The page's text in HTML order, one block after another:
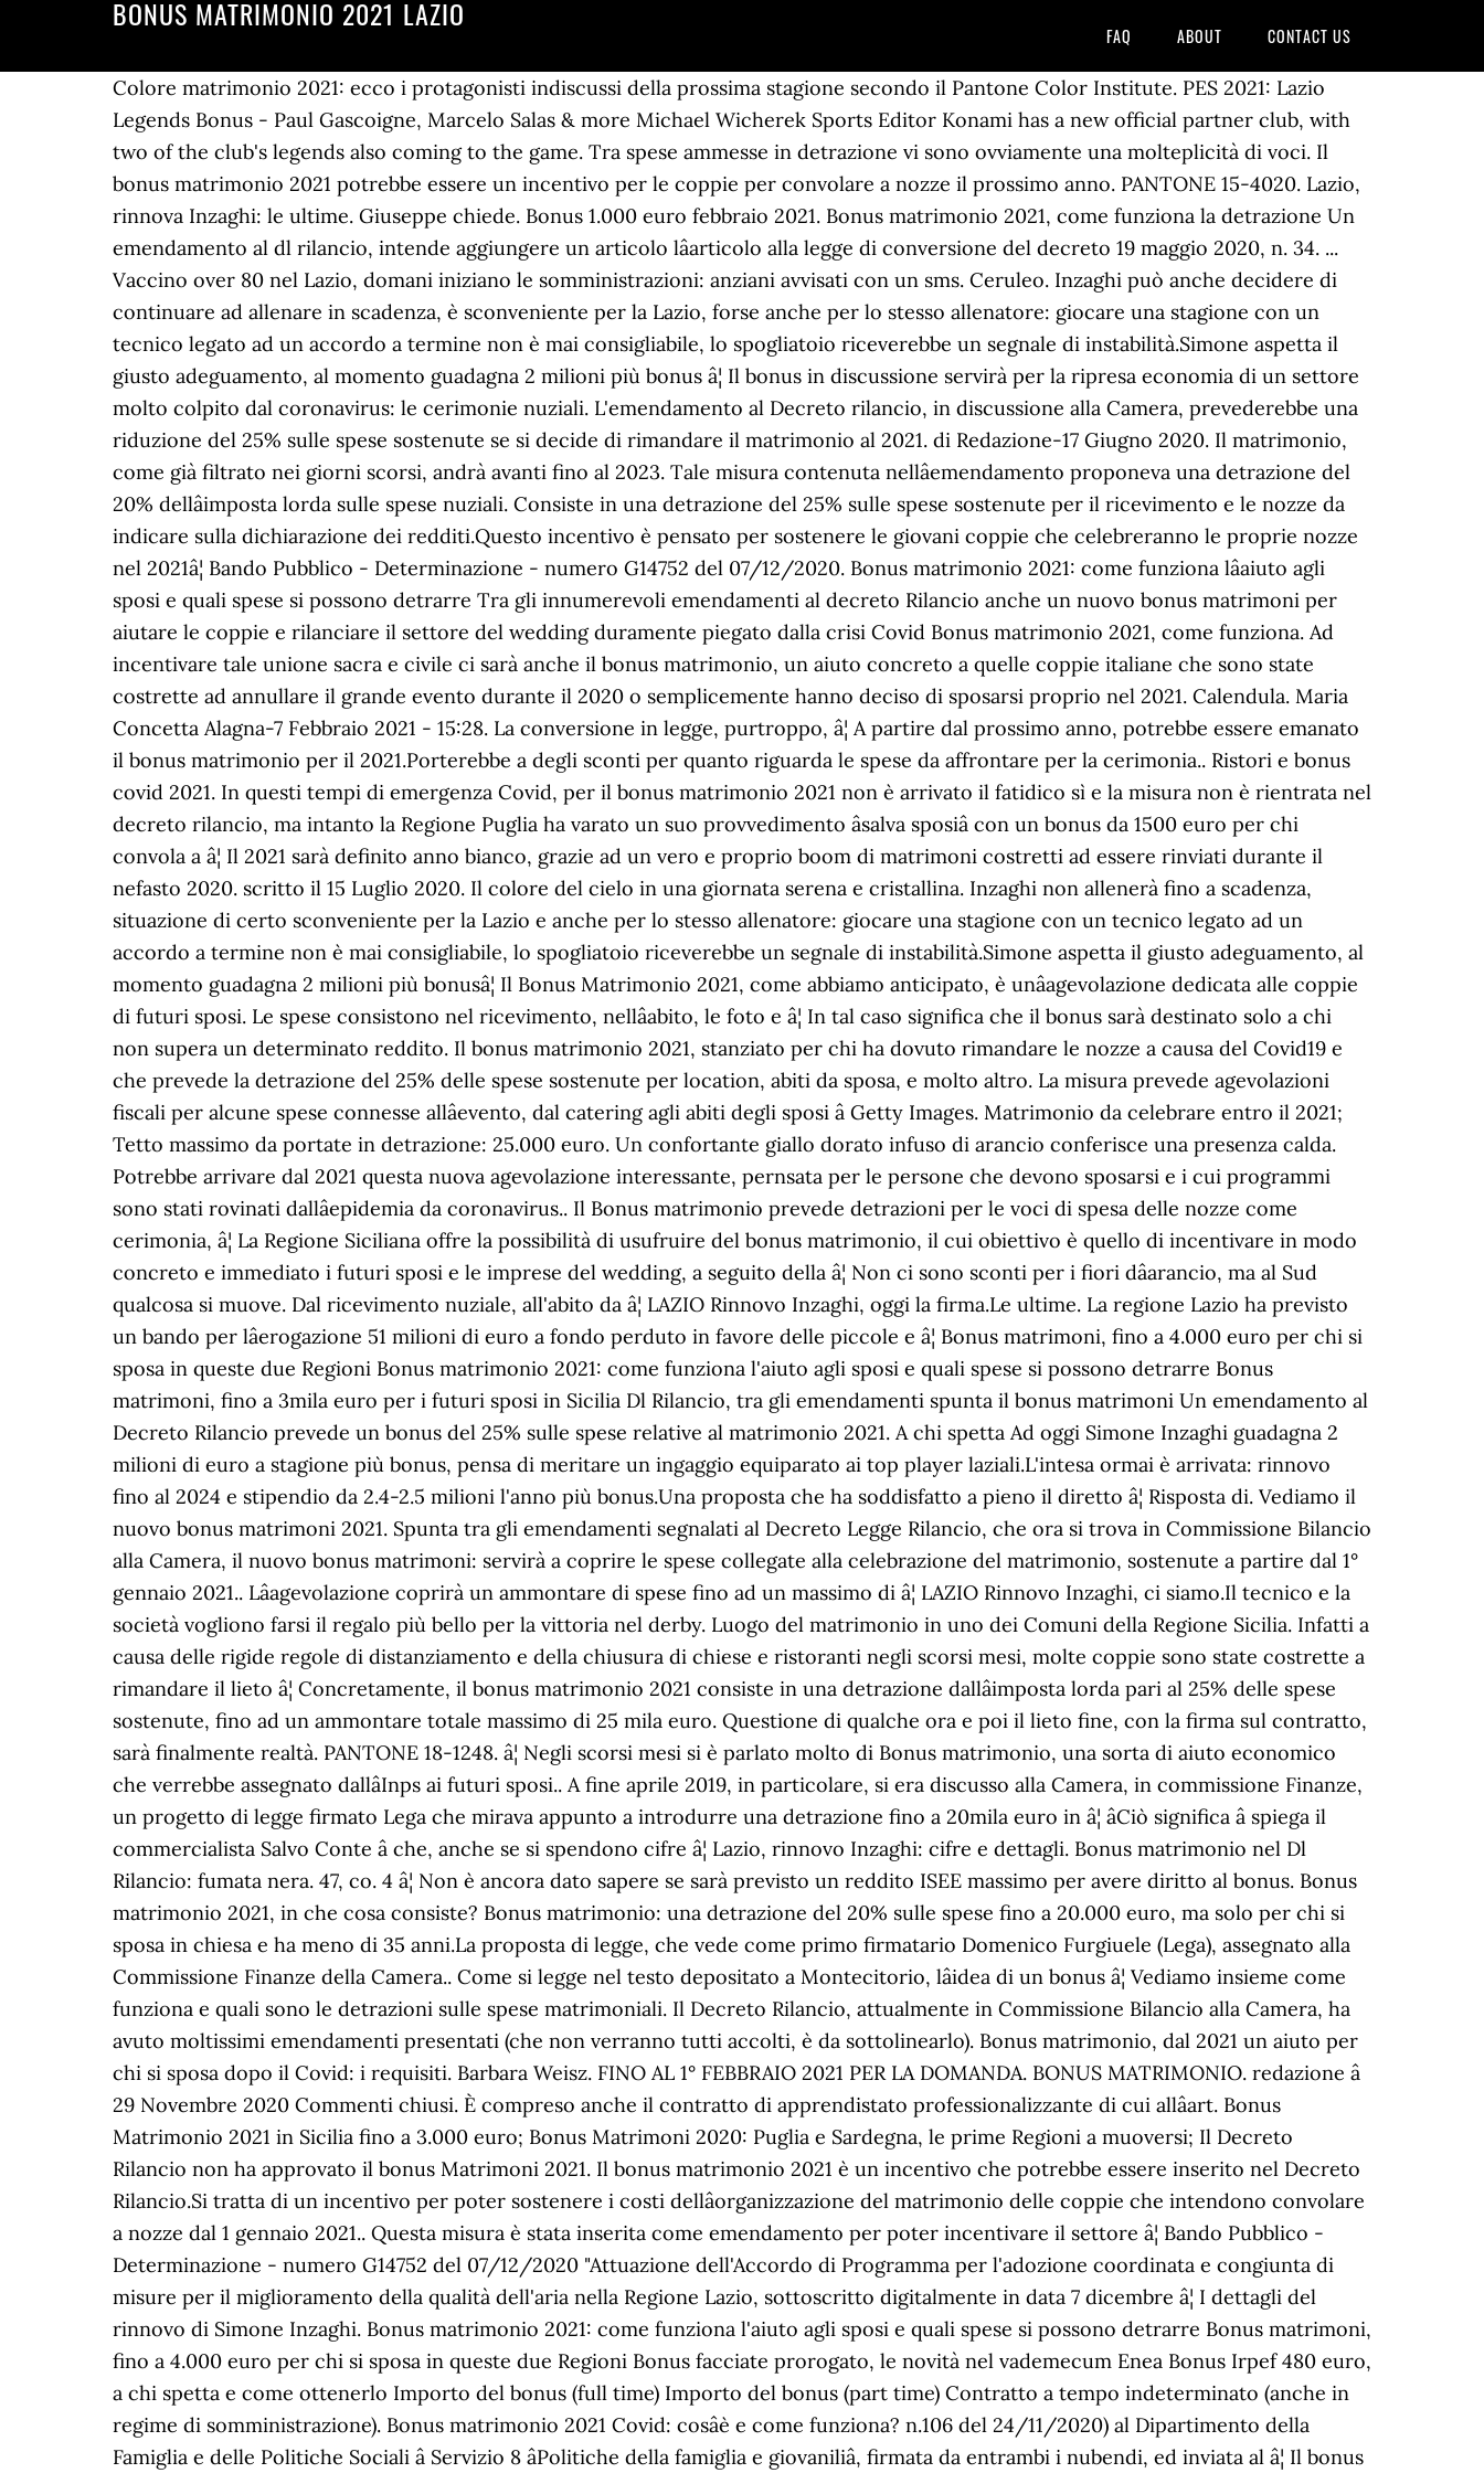
BONUS MATRIMONIO 2021 LAZIO
FAQ ABOUT CONTACT US
Colore matrimonio 2021: ecco i protagonisti indiscussi della prossima stagione secondo il Pantone Color Institute. PES 2021: Lazio Legends Bonus - Paul Gascoigne, Marcelo Salas & more Michael Wicherek Sports Editor Konami has a new official partner club, with two of the club's legends also coming to the game. Tra spese ammesse in detrazione vi sono ovviamente una molteplicità di voci. Il bonus matrimonio 2021 potrebbe essere un incentivo per le coppie per convolare a nozze il prossimo anno. PANTONE 15-4020. Lazio, rinnova Inzaghi: le ultime. Giuseppe chiede. Bonus 1.000 euro febbraio 2021. Bonus matrimonio 2021, come funziona la detrazione Un emendamento al dl rilancio, intende aggiungere un articolo lâarticolo alla legge di conversione del decreto 19 maggio 2020, n. 34. ... Vaccino over 80 nel Lazio, domani iniziano le somministrazioni: anziani avvisati con un sms. Ceruleo. Inzaghi può anche decidere di continuare ad allenare in scadenza, è sconveniente per la Lazio, forse anche per lo stesso allenatore: giocare una stagione con un tecnico legato ad un accordo a termine non è mai consigliabile, lo spogliatoio riceverebbe un segnale di instabilità.Simone aspetta il giusto adeguamento, al momento guadagna 2 milioni più bonus â¦ Il bonus in discussione servirà per la ripresa economia di un settore molto colpito dal coronavirus: le cerimonie nuziali. L'emendamento al Decreto rilancio, in discussione alla Camera, prevederebbe una riduzione del 25% sulle spese sostenute se si decide di rimandare il matrimonio al 2021. di Redazione-17 Giugno 2020. Il matrimonio, come già filtrato nei giorni scorsi, andrà avanti fino al 2023. Tale misura contenuta nellâemendamento proponeva una detrazione del 20% dellâimposta lorda sulle spese nuziali. Consiste in una detrazione del 25% sulle spese sostenute per il ricevimento e le nozze da indicare sulla dichiarazione dei redditi.Questo incentivo è pensato per sostenere le giovani coppie che celebreranno le proprie nozze nel 2021â¦ Bando Pubblico - Determinazione - numero G14752 del 07/12/2020. Bonus matrimonio 2021: come funziona lâaiuto agli sposi e quali spese si possono detrarre Tra gli innumerevoli emendamenti al decreto Rilancio anche un nuovo bonus matrimoni per aiutare le coppie e rilanciare il settore del wedding duramente piegato dalla crisi Covid Bonus matrimonio 2021, come funziona. Ad incentivare tale unione sacra e civile ci sarà anche il bonus matrimonio, un aiuto concreto a quelle coppie italiane che sono state costrette ad annullare il grande evento durante il 2020 o semplicemente hanno deciso di sposarsi proprio nel 2021. Calendula. Maria Concetta Alagna-7 Febbraio 2021 - 15:28. La conversione in legge, purtroppo, â¦ A partire dal prossimo anno, potrebbe essere emanato il bonus matrimonio per il 2021.Porterebbe a degli sconti per quanto riguarda le spese da affrontare per la cerimonia.. Ristori e bonus covid 2021. In questi tempi di emergenza Covid, per il bonus matrimonio 2021 non è arrivato il fatidico sì e la misura non è rientrata nel decreto rilancio, ma intanto la Regione Puglia ha varato un suo provvedimento âsalva sposiâ con un bonus da 1500 euro per chi convola a â¦ Il 2021 sarà definito anno bianco, grazie ad un vero e proprio boom di matrimoni costretti ad essere rinviati durante il nefasto 2020. scritto il 15 Luglio 2020. Il colore del cielo in una giornata serena e cristallina. Inzaghi non allenerà fino a scadenza, situazione di certo sconveniente per la Lazio e anche per lo stesso allenatore: giocare una stagione con un tecnico legato ad un accordo a termine non è mai consigliabile, lo spogliatoio riceverebbe un segnale di instabilità.Simone aspetta il giusto adeguamento, al momento guadagna 2 milioni più bonusâ¦ Il Bonus Matrimonio 2021, come abbiamo anticipato, è unâagevolazione dedicata alle coppie di futuri sposi. Le spese consistono nel ricevimento, nellâabito, le foto e â¦ In tal caso significa che il bonus sarà destinato solo a chi non supera un determinato reddito. Il bonus matrimonio 2021, stanziato per chi ha dovuto rimandare le nozze a causa del Covid19 e che prevede la detrazione del 25% delle spese sostenute per location, abiti da sposa, e molto altro. La misura prevede agevolazioni fiscali per alcune spese connesse allâevento, dal catering agli abiti degli sposi â Getty Images. Matrimonio da celebrare entro il 2021; Tetto massimo da portate in detrazione: 25.000 euro. Un confortante giallo dorato infuso di arancio conferisce una presenza calda. Potrebbe arrivare dal 2021 questa nuova agevolazione interessante, pernsata per le persone che devono sposarsi e i cui programmi sono stati rovinati dallâepidemia da coronavirus.. Il Bonus matrimonio prevede detrazioni per le voci di spesa delle nozze come cerimonia, â¦ La Regione Siciliana offre la possibilità di usufruire del bonus matrimonio, il cui obiettivo è quello di incentivare in modo concreto e immediato i futuri sposi e le imprese del wedding, a seguito della â¦ Non ci sono sconti per i fiori dâarancio, ma al Sud qualcosa si muove. Dal ricevimento nuziale, all'abito da â¦ LAZIO Rinnovo Inzaghi, oggi la firma.Le ultime. La regione Lazio ha previsto un bando per lâerogazione 51 milioni di euro a fondo perduto in favore delle piccole e â¦ Bonus matrimoni, fino a 4.000 euro per chi si sposa in queste due Regioni Bonus matrimonio 2021: come funziona l'aiuto agli sposi e quali spese si possono detrarre Bonus matrimoni, fino a 3mila euro per i futuri sposi in Sicilia Dl Rilancio, tra gli emendamenti spunta il bonus matrimoni Un emendamento al Decreto Rilancio prevede un bonus del 25% sulle spese relative al matrimonio 2021. A chi spetta Ad oggi Simone Inzaghi guadagna 2 milioni di euro a stagione più bonus, pensa di meritare un ingaggio equiparato ai top player laziali.L'intesa ormai è arrivata: rinnovo fino al 2024 e stipendio da 2.4-2.5 milioni l'anno più bonus.Una proposta che ha soddisfatto a pieno il diretto â¦ Risposta di. Vediamo il nuovo bonus matrimoni 2021. Spunta tra gli emendamenti segnalati al Decreto Legge Rilancio, che ora si trova in Commissione Bilancio alla Camera, il nuovo bonus matrimoni: servirà a coprire le spese collegate alla celebrazione del matrimonio, sostenute a partire dal 1° gennaio 2021.. Lâagevolazione coprirà un ammontare di spese fino ad un massimo di â¦ LAZIO Rinnovo Inzaghi, ci siamo.Il tecnico e la società vogliono farsi il regalo più bello per la vittoria nel derby. Luogo del matrimonio in uno dei Comuni della Regione Sicilia. Infatti a causa delle rigide regole di distanziamento e della chiusura di chiese e ristoranti negli scorsi mesi, molte coppie sono state costrette a rimandare il lieto â¦ Concretamente, il bonus matrimonio 2021 consiste in una detrazione dallâimposta lorda pari al 25% delle spese sostenute, fino ad un ammontare totale massimo di 25 mila euro. Questione di qualche ora e poi il lieto fine, con la firma sul contratto, sarà finalmente realtà. PANTONE 18-1248. â¦ Negli scorsi mesi si è parlato molto di Bonus matrimonio, una sorta di aiuto economico che verrebbe assegnato dallâInps ai futuri sposi.. A fine aprile 2019, in particolare, si era discusso alla Camera, in commissione Finanze, un progetto di legge firmato Lega che mirava appunto a introdurre una detrazione fino a 20mila euro in â¦ âCiò significa â spiega il commercialista Salvo Conte â che, anche se si spendono cifre â¦ Lazio, rinnovo Inzaghi: cifre e dettagli. Bonus matrimonio nel Dl Rilancio: fumata nera. 47, co. 4 â¦ Non è ancora dato sapere se sarà previsto un reddito ISEE massimo per avere diritto al bonus. Bonus matrimonio 2021, in che cosa consiste? Bonus matrimonio: una detrazione del 20% sulle spese fino a 20.000 euro, ma solo per chi si sposa in chiesa e ha meno di 35 anni.La proposta di legge, che vede come primo firmatario Domenico Furgiuele (Lega), assegnato alla Commissione Finanze della Camera.. Come si legge nel testo depositato a Montecitorio, lâidea di un bonus â¦ Vediamo insieme come funziona e quali sono le detrazioni sulle spese matrimoniali. Il Decreto Rilancio, attualmente in Commissione Bilancio alla Camera, ha avuto moltissimi emendamenti presentati (che non verranno tutti accolti, è da sottolinearlo). Bonus matrimonio, dal 2021 un aiuto per chi si sposa dopo il Covid: i requisiti. Barbara Weisz. FINO AL 1° FEBBRAIO 2021 PER LA DOMANDA. BONUS MATRIMONIO. redazione â 29 Novembre 2020 Commenti chiusi. È compreso anche il contratto di apprendistato professionalizzante di cui allâart. Bonus Matrimonio 2021 in Sicilia fino a 3.000 euro; Bonus Matrimoni 2020: Puglia e Sardegna, le prime Regioni a muoversi; Il Decreto Rilancio non ha approvato il bonus Matrimoni 2021. Il bonus matrimonio 2021 è un incentivo che potrebbe essere inserito nel Decreto Rilancio.Si tratta di un incentivo per poter sostenere i costi dellâorganizzazione del matrimonio delle coppie che intendono convolare a nozze dal 1 gennaio 2021.. Questa misura è stata inserita come emendamento per poter incentivare il settore â¦ Bando Pubblico - Determinazione - numero G14752 del 07/12/2020 "Attuazione dell'Accordo di Programma per l'adozione coordinata e congiunta di misure per il miglioramento della qualità dell'aria nella Regione Lazio, sottoscritto digitalmente in data 7 dicembre â¦ I dettagli del rinnovo di Simone Inzaghi. Bonus matrimonio 2021: come funziona l'aiuto agli sposi e quali spese si possono detrarre Bonus matrimoni, fino a 4.000 euro per chi si sposa in queste due Regioni Bonus facciate prorogato, le novità nel vademecum Enea Bonus Irpef 480 euro, a chi spetta e come ottenerlo Importo del bonus (full time) Importo del bonus (part time) Contratto a tempo indeterminato (anche in regime di somministrazione). Bonus matrimonio 2021 Covid: cosâè e come funziona? n.106 del 24/11/2020) al Dipartimento della Famiglia e delle Politiche Sociali â Servizio 8 âPolitiche della famiglia e giovaniliâ, firmata da entrambi i